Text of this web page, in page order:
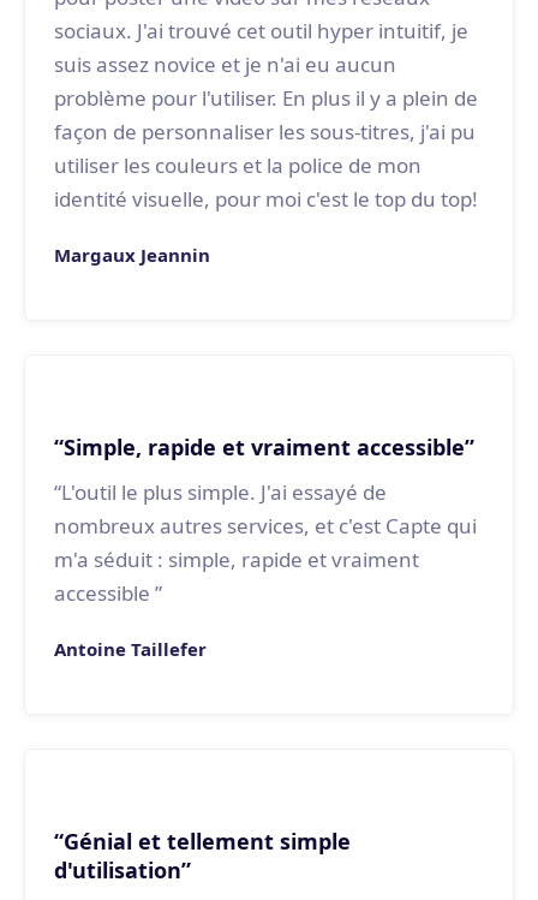
sociaux. J'ai trouvé cet outil hyper intuitif, je
suis assez novice et je n'ai eu aucun
problème pour l'utiliser. En plus il y a plein de
façon de personnaliser les sous-titres, j'ai pu
utiliser les couleurs et la police de mon
identité visuelle, pour moi c'est le top du top!
Margaux Jeannin
“Simple, rapide et vraiment accessible”
“L'outil le plus simple. J'ai essayé de
nombreux autres services, et c'est Capte qui
m'a séduit : simple, rapide et vraiment
accessible ”
Antoine Taillefer
“Génial et tellement simple
d'utilisation”